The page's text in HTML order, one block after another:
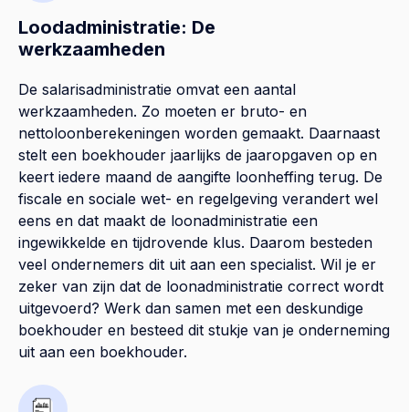
Loodadministratie: De
werkzaamheden
De salarisadministratie omvat een aantal
werkzaamheden. Zo moeten er bruto- en
nettoloonberekeningen worden gemaakt. Daarnaast
stelt een boekhouder jaarlijks de jaaropgaven op en
keert iedere maand de aangifte loonheffing terug. De
fiscale en sociale wet- en regelgeving verandert wel
eens en dat maakt de loonadministratie een
ingewikkelde en tijdrovende klus. Daarom besteden
veel ondernemers dit uit aan een specialist. Wil je er
zeker van zijn dat de loonadministratie correct wordt
uitgevoerd? Werk dan samen met een deskundige
boekhouder en besteed dit stukje van je onderneming
uit aan een boekhouder.